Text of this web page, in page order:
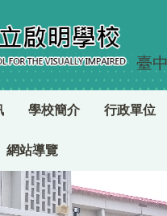
臺
學校簡介 行政單位
網站導覽